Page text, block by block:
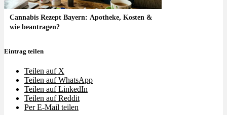
Cannabis Rezept Bayern: Apotheke, Kosten &
wie beantragen?
Eintrag teilen
Teilen auf X
Teilen auf WhatsApp
Teilen auf LinkedIn
Teilen auf Reddit
Per E-Mail teilen